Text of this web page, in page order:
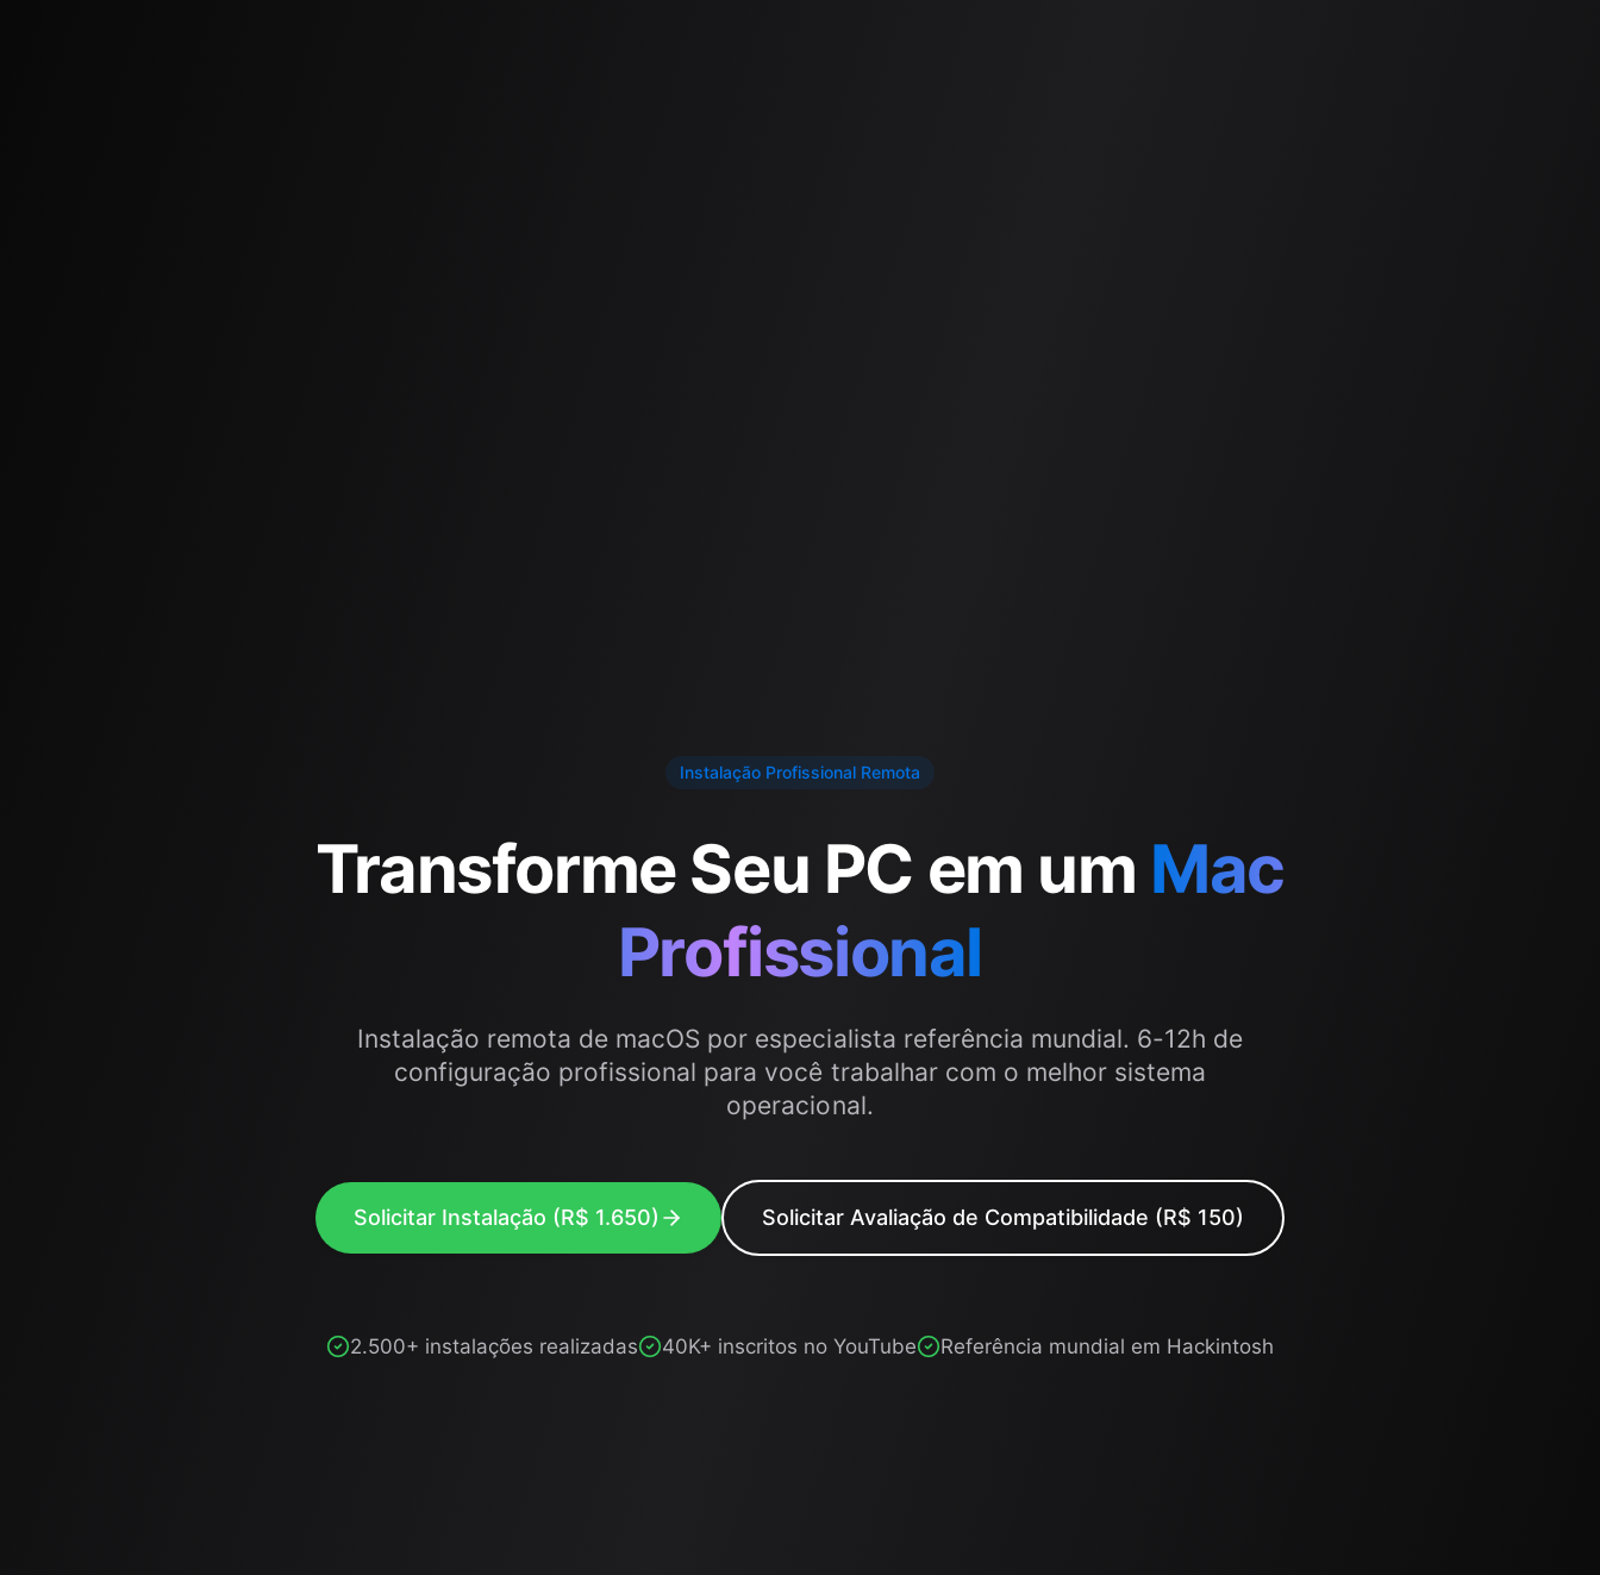
Instalação Profissional Remota
Transforme Seu PC em um Mac
Profissional
Instalação remota de macOS por especialista referência mundial. 6-12h de
configuração profissional para você trabalhar com o melhor sistema
operacional.
Solicitar Instalação (R$ 1.650) Solicitar Avaliação de Compatibilidade (R$ 150)
2.500+ instalações realizadas 40K+ inscritos no YouTube Referência mundial em Hackintosh